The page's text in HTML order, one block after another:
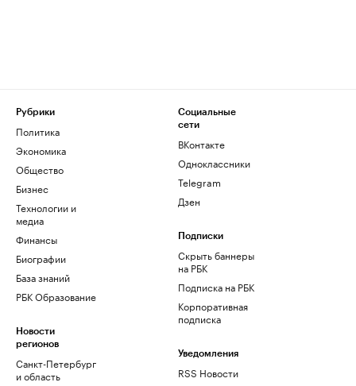
Рубрики
Политика
Экономика
Общество
Бизнес
Технологии и
медиа
Финансы
Биографии
База знаний
РБК Образование
Новости
регионов
Санкт-Петербург
и область
Социальные
сети
ВКонтакте
Одноклассники
Telegram
Дзен
Подписки
Скрыть баннеры
на РБК
Подписка на РБК
Корпоративная
подписка
Уведомления
RSS Новости